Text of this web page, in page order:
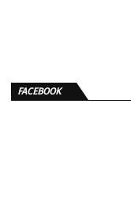
FACEBOOK